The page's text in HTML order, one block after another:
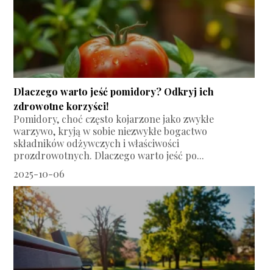
Dlaczego warto jeść pomidory? Odkryj ich
zdrowotne korzyści!
Pomidory, choć często kojarzone jako zwykłe
warzywo, kryją w sobie niezwykłe bogactwo
składników odżywczych i właściwości
prozdrowotnych. Dlaczego warto jeść po...
2025-10-06